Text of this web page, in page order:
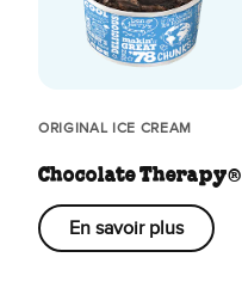
ORIGINAL ICE CREAM
Chocolate Therapy®
En savoir plus